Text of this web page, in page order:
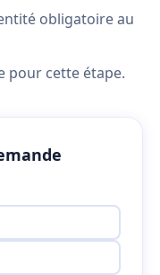
obligatoire au
pour cette étape.